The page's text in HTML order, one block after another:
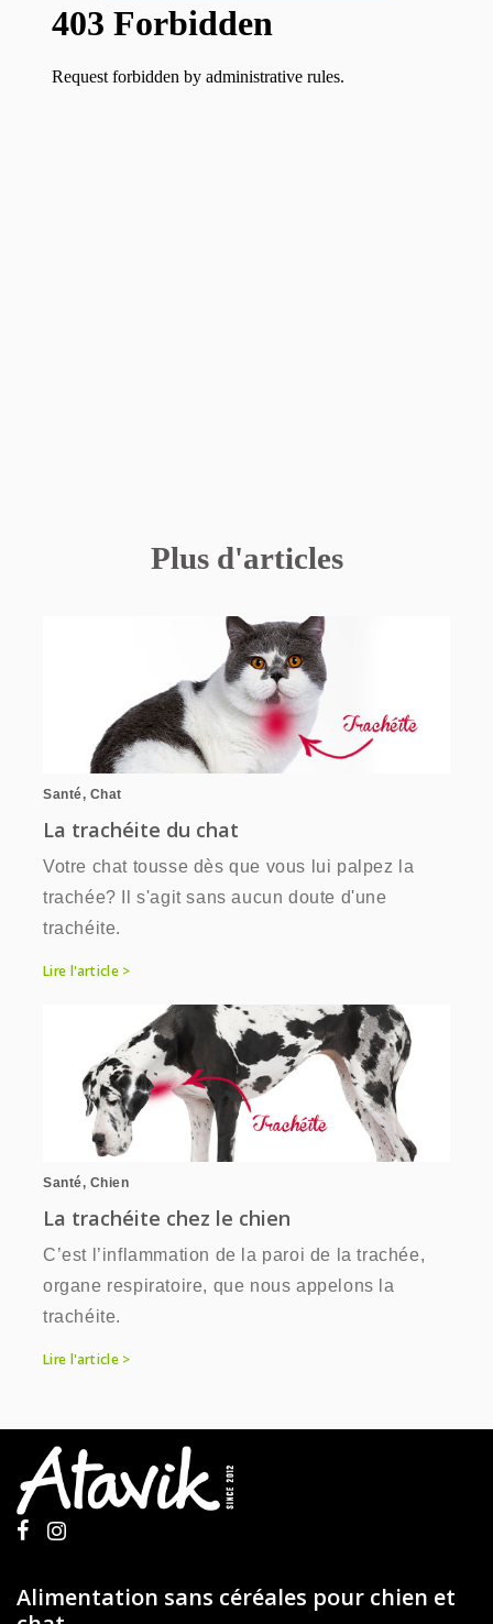
Plus d'articles
Santé, Chat
La trachéite du chat
Votre chat tousse dès que vous lui palpez la
trachée? Il s'agit sans aucun doute d'une
trachéite.
Lire l'article >
Santé, Chien
La trachéite chez le chien
C’est l’inflammation de la paroi de la trachée,
organe respiratoire, que nous appelons la
trachéite.
Lire l'article >
Alimentation sans céréales pour chien et